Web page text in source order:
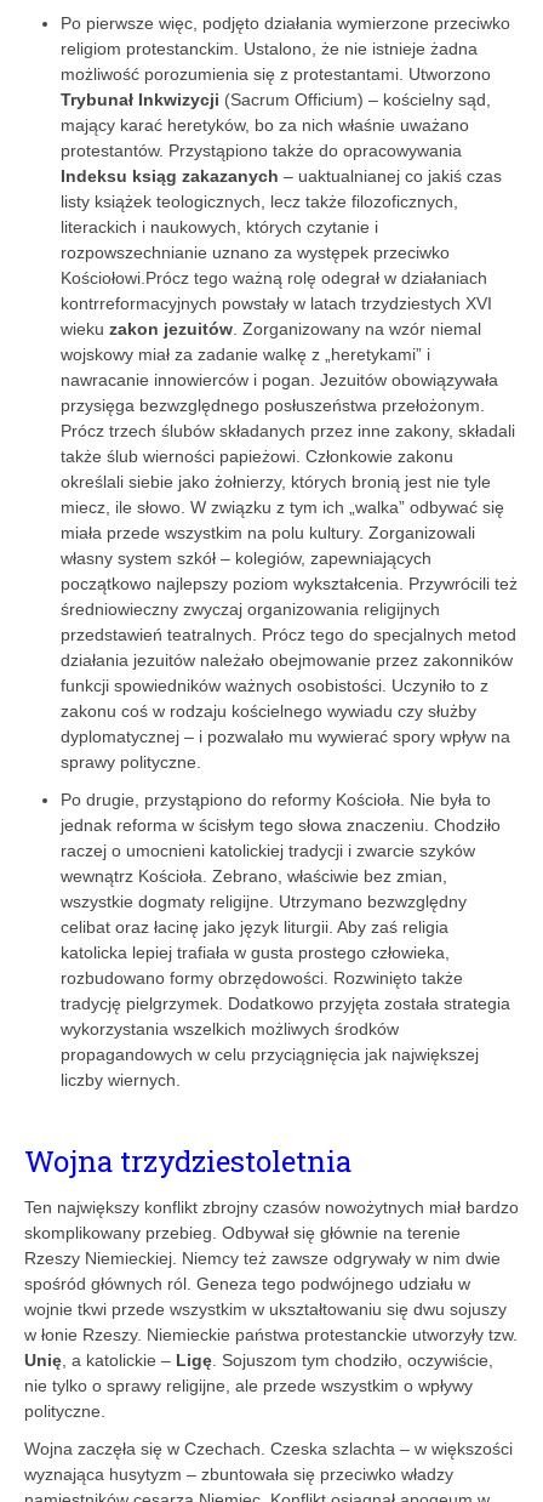
Po pierwsze więc, podjęto działania wymierzone przeciwko
religiom protestanckim. Ustalono, że nie istnieje żadna
możliwość porozumienia się z protestantami. Utworzono
Trybunał Inkwizycji (Sacrum Officium) – kościelny sąd,
mający karać heretyków, bo za nich właśnie uważano
protestantów. Przystąpiono także do opracowywania
Indeksu ksiąg zakazanych – uaktualnianej co jakiś czas
listy książek teologicznych, lecz także filozoficznych,
literackich i naukowych, których czytanie i
rozpowszechnianie uznano za występek przeciwko
Kościołowi.Prócz tego ważną rolę odegrał w działaniach
kontrreformacyjnych powstały w latach trzydziestych XVI
wieku zakon jezuitów . Zorganizowany na wzór niemal
wojskowy miał za zadanie walkę z „heretykami” i
nawracanie innowierców i pogan. Jezuitów obowiązywała
przysięga bezwzględnego posłuszeństwa przełożonym.
Prócz trzech ślubów składanych przez inne zakony, składali
­także ślub wierności papieżowi. Członkowie zakonu
określali siebie jako żołnierzy, których bronią jest nie tyle
miecz, ile słowo. W związku z tym ich „walka” odbywać się
miała przede wszystkim na polu kultury. Zorganizowali
własny system szkół – kolegiów, zapewniających
początkowo najlepszy poziom wykształcenia. Przywrócili też
średniowieczny zwyczaj organizowania religijnych
przedstawień teatralnych. Prócz tego do specjalnych metod
działania jezuitów należało obejmowanie przez zakonników
funkcji spowiedników ważnych osobistości. Uczyniło to z
zakonu coś w rodzaju kościelnego wywiadu czy służby
dyplomatycznej – i pozwalało mu wywierać spory wpływ na
sprawy polityczne.
Po drugie, przystąpiono do reformy Kościoła. Nie była to
jednak reforma w ścisłym tego słowa znaczeniu. Chodziło
raczej o umocnieni katolickiej tradycji i zwarcie szyków
wewnątrz Kościoła. Zebrano, właściwie bez zmian,
wszystkie dogmaty religijne. Utrzymano bezwzględny
celibat oraz łacinę jako język liturgii. Aby zaś religia
katolicka lepiej trafiała w gusta prostego człowieka,
rozbudowano formy obrzędowości. Rozwinięto także
tradycję pielgrzymek. Dodatkowo przyjęta została strategia
wykorzystania wszelkich możliwych środków
propagandowych w celu przyciągnięcia jak największej
liczby wiernych.
Wojna trzydziestoletnia
Ten największy konflikt zbrojny czasów nowożytnych miał bardzo
skomplikowany przebieg. Odbywał się głównie na terenie
Rzeszy Niemieckiej. Niemcy też zawsze odgrywały w nim dwie
spośród głównych ról. Geneza tego podwójnego udziału w
wojnie tkwi przede wszystkim w ukształtowaniu się dwu sojuszy
w łonie Rzeszy. Niemieckie państwa protestanckie utworzyły tzw.
Unię , a katolickie – Ligę . Sojuszom tym chodziło, oczywiście,
nie tylko o sprawy religijne, ale przede wszystkim o wpływy
polityczne.
Wojna zaczęła się w Czechach. Czeska szlachta – w większości
wyznająca husytyzm – zbuntowała się przeciwko władzy